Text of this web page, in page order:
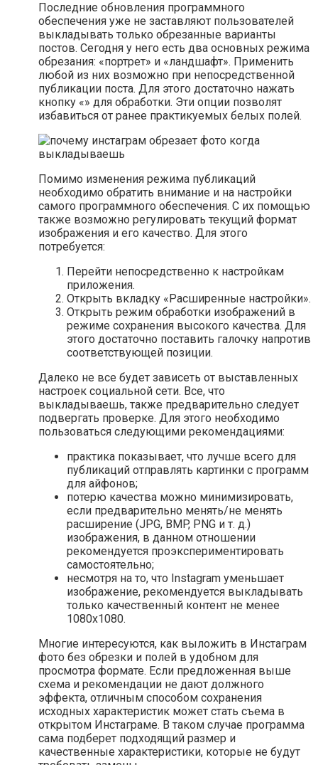
Последние обновления программного
обеспечения уже не заставляют пользователей
выкладывать только обрезанные варианты
постов. Сегодня у него есть два основных режима
обрезания: «портрет» и «ландшафт». Применить
любой из них возможно при непосредственной
публикации поста. Для этого достаточно нажать
кнопку «» для обработки. Эти опции позволят
избавиться от ранее практикуемых белых полей.
Помимо изменения режима публикаций
необходимо обратить внимание и на настройки
самого программного обеспечения. С их помощью
также возможно регулировать текущий формат
изображения и его качество. Для этого
потребуется:
Перейти непосредственно к настройкам
приложения.
Открыть вкладку «Расширенные настройки».
Открыть режим обработки изображений в
режиме сохранения высокого качества. Для
этого достаточно поставить галочку напротив
соответствующей позиции.
Далеко не все будет зависеть от выставленных
настроек социальной сети. Все, что
выкладываешь, также предварительно следует
подвергать проверке. Для этого необходимо
пользоваться следующими рекомендациями:
практика показывает, что лучше всего для
публикаций отправлять картинки с программ
для айфонов;
потерю качества можно минимизировать,
если предварительно менять/не менять
расширение (JPG, BMP, PNG и т. д.)
изображения, в данном отношении
рекомендуется проэкспериментировать
самостоятельно;
несмотря на то, что Instagram уменьшает
изображение, рекомендуется выкладывать
только качественный контент не менее
1080х1080.
Многие интересуются, как выложить в Инстаграм
фото без обрезки и полей в удобном для
просмотра формате. Если предложенная выше
схема и рекомендации не дают должного
эффекта, отличным способом сохранения
исходных характеристик может стать съема в
открытом Инстаграме. В таком случае программа
сама подберет подходящий размер и
качественные характеристики, которые не будут